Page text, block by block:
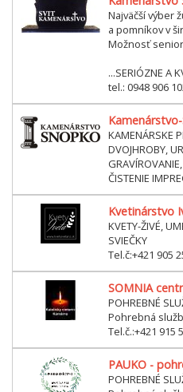
Najväčší výber
a pomníkov v
Možnosť
...SERIÓZNE A
tel.: 0948 906
KAMENÁRSKE
DVOJHROBY,
ČISTENIE
Kvetinárstvo
KVETY-ŽIVÉ,
SVIEČKY
Tel.č:+421 905
SOMNIA
POHREBNÉ
Pohrebná
Tel.č.:+421 915
PAUKO -
POHREBNÉ